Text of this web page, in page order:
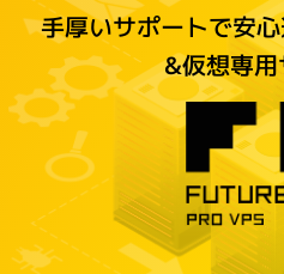
手厚いサポートで安
&仮想専